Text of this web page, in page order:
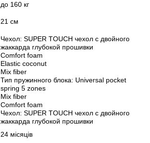
до 160 кг
21 см
Чехол: SUPER TOUCH чехол с двойного
жаккарда глубокой прошивки
Comfort foam
Elastic coconut
Mix fiber
Тип пружинного блока: Universal pocket
spring 5 zones
Mix fiber
Comfort foam
Чехол: SUPER TOUCH чехол с двойного
жаккарда глубокой прошивки
24 місяців